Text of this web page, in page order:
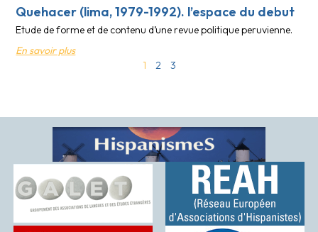
Quehacer (lima, 1979-1992). l’espace du debut
Etude de forme et de contenu d’une revue politique peruvienne.
En savoir plus
1
2 3